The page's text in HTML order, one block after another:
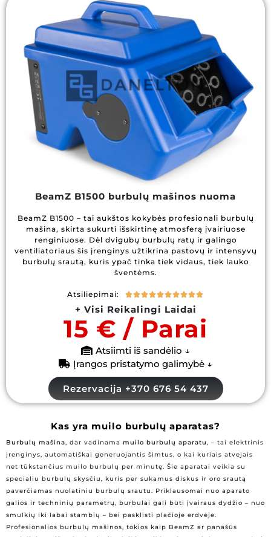
BeamZ B1500 burbulų mašinos nuoma
BeamZ B1500 – tai aukštos kokybės profesionali burbulų
mašina, skirta sukurti išskirtinę atmosferą įvairiuose
renginiuose. Dėl dvigubų burbulų ratų ir galingo
ventiliatoriaus šis įrenginys užtikrina pastovų ir intensyvų
burbulų srautą, kuris ypač tinka tiek vidaus, tiek lauko
šventėms.
Atsiliepimai: 
+ Visi Reikalingi Laidai
15 € / Parai
Atsiimti iš sandėlio ↓
Įrangos pristatymo galimybė ↓
Rezervacija +370 676 54 437
Kas yra muilo burbulų aparatas?
Burbulų mašina, dar vadinama muilo burbulų aparatu , – tai elektrinis
įrenginys, automatiškai generuojantis šimtus, o kai kuriais atvejais
net tūkstančius muilo burbulų per minutę. Šie aparatai veikia su
specialiu burbulų skysčiu, kuris per sukamus diskus ir oro srautą
paverčiamas nuolatiniu burbulų srautu. Priklausomai nuo aparato
galios ir techninių parametrų, burbulai gali būti įvairaus dydžio – nuo
smulkių iki labai stambių – bei pasklisti plačioje erdvėje.
Profesionalios burbulų mašinos, tokios kaip BeamZ ar panašūs